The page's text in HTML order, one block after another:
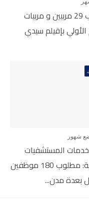
مطلوب 29 مربيين و مربيات
الأولي بإقيلم سيدي
شهور
المستشفيات
الخارجية: مطلوب 180 موظفين
بعدة مدن...